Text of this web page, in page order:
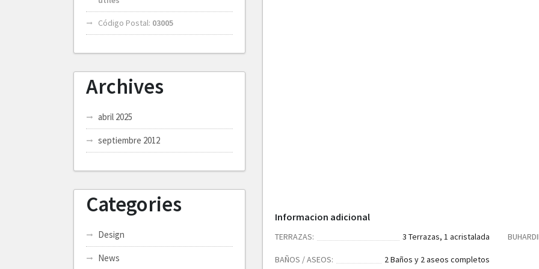
Informacion adicional
3 Terrazas, 1 acristalada
TERRAZAS:
2 Baños y 2 aseos completos
BAÑOS / ASEOS:
Código Postal: 03005
Archives
abril 2025
septiembre 2012
Categories
Design
News